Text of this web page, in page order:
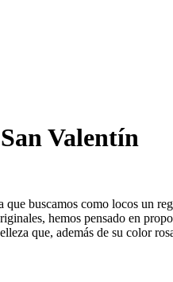
Valentín
que buscamos como locos un
hemos pensado en
que, además de su color